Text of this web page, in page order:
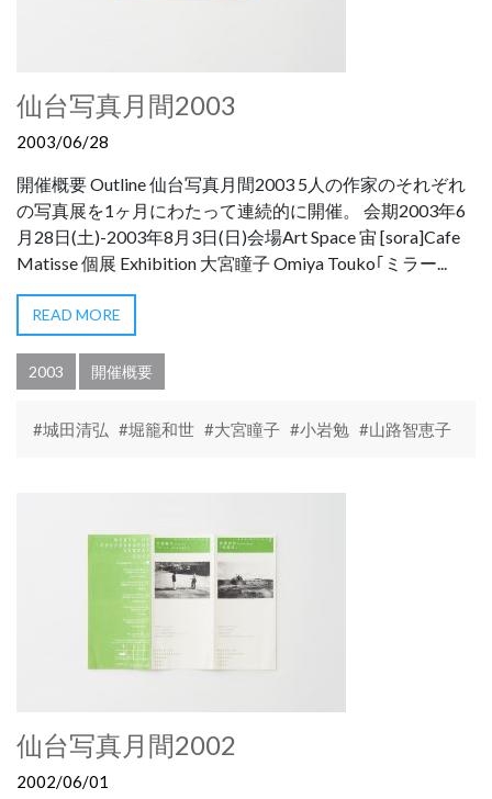
仙台写真月間2003
2003/06/28
開催概要 Outline 仙台写真月間2003 5人の作家のそれぞれ
の写真展を1ヶ月にわたって連続的に開催。 会期2003年6
月28日(土)-2003年8月3日(日)会場Art Space 宙 [sora]Cafe
Matisse 個展 Exhibition 大宮瞳子 Omiya Touko｢ミラー...
READ MORE
2003 開催概要
#城田清弘 #堀籠和世 #大宮瞳子 #小岩勉 #山路智恵子
仙台写真月間2002
2002/06/01